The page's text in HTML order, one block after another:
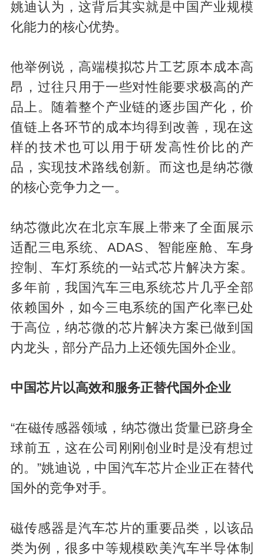
姚迪认为，这背后其实就是中国产业规模
化能力的核心优势。
他举例说，高端模拟芯片工艺原本成本高
昂，过往只用于一些对性能要求极高的产
品上。随着整个产业链的逐步国产化，价
值链上各环节的成本均得到改善，现在这
样的技术也可以用于研发高性价比的产
品，实现技术路线创新。而这也是纳芯微
的核心竞争力之一。
纳芯微此次在北京车展上带来了全面展示
适配三电系统、ADAS、智能座舱、车身
控制、车灯系统的一站式芯片解决方案。
多年前，我国汽车三电系统芯片几乎全部
依赖国外，如今三电系统的国产化率已处
于高位，纳芯微的芯片解决方案已做到国
内龙头，部分产品力上还领先国外企业。
中国芯片以高效和服务正替代国外企业
“在磁传感器领域，纳芯微出货量已跻身全
球前五，这在公司刚刚创业时是没有想过
的。”姚迪说，中国汽车芯片企业正在替代
国外的竞争对手。
磁传感器是汽车芯片的重要品类，以该品
类为例，很多中等规模欧美汽车半导体制